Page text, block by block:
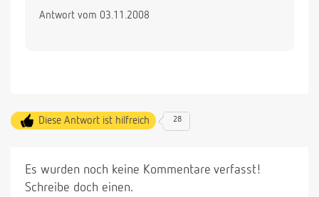
Antwort vom 03.11.2008
Diese Antwort ist hilfreich 28
Es wurden noch keine Kommentare verfasst!
Schreibe doch einen.